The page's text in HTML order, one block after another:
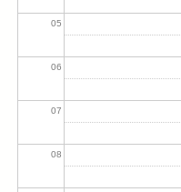
05
06
07
08